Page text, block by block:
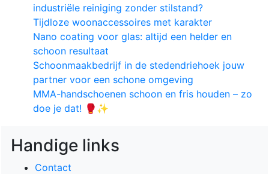
industriële reiniging zonder stilstand?
Tijdloze woonaccessoires met karakter
Nano coating voor glas: altijd een helder en
schoon resultaat
Schoonmaakbedrijf in de stedendriehoek jouw
partner voor een schone omgeving
MMA-handschoenen schoon en fris houden – zo
doe je dat! 🥊✨
Handige links
Contact